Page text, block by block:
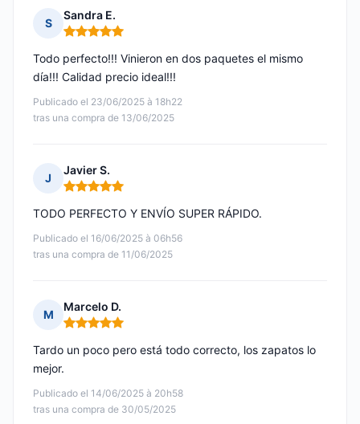
S
Sandra E.
Nota: 5 de 5
Publicado el 23/06/2025 à 18h22
tras una compra de 13/06/2025
Todo perfecto!!! Vinieron en dos paquetes el mismo
día!!! Calidad precio ideal!!!
J
Javier S.
Nota: 5 de 5
Publicado el 16/06/2025 à 06h56
tras una compra de 11/06/2025
TODO PERFECTO Y ENVÍO SUPER RÁPIDO.
M
Marcelo D.
Nota: 5 de 5
Publicado el 14/06/2025 à 20h58
tras una compra de 30/05/2025
Tardo un poco pero está todo correcto, los zapatos lo
mejor.